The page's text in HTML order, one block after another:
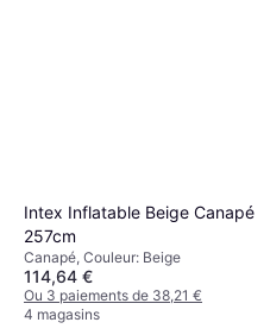
Intex Inflatable Beige Canapé
257cm
Canapé, Couleur: Beige
114,64 €
Ou 3 paiements de 38,21 €
4 magasins